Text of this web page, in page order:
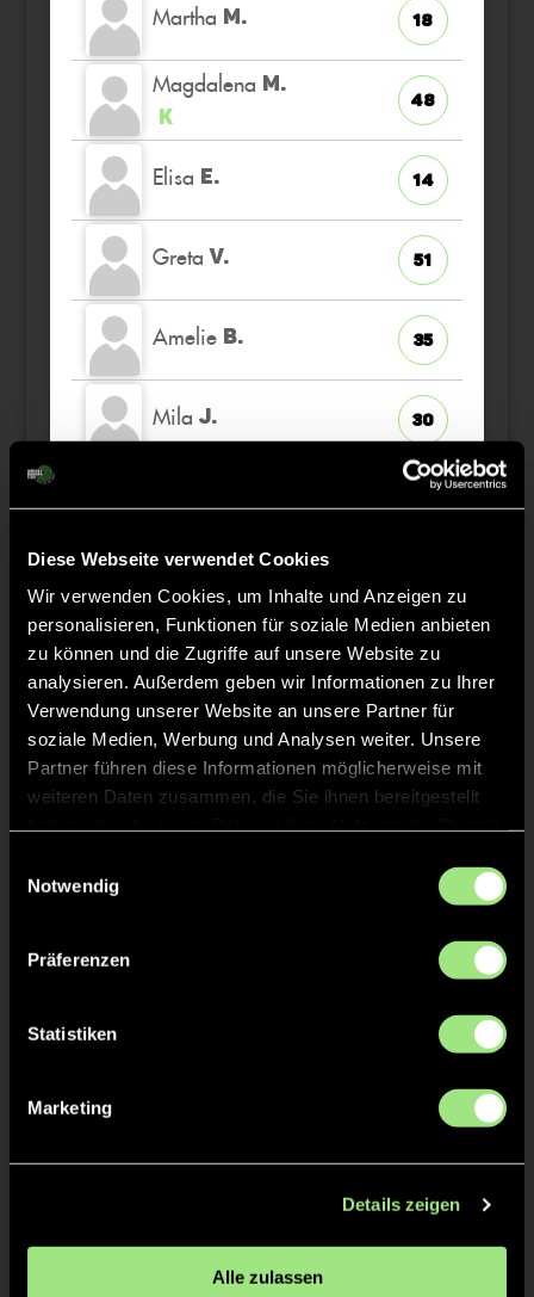
Diese Webseite verwendet Cookies
Wir verwenden Cookies, um Inhalte und Anzeigen zu
personalisieren, Funktionen für soziale Medien anbieten
zu können und die Zugriffe auf unsere Website zu
analysieren. Außerdem geben wir Informationen zu Ihrer
Verwendung unserer Website an unsere Partner für
soziale Medien, Werbung und Analysen weiter. Unsere
Partner führen diese Informationen möglicherweise mit
weiteren Daten zusammen, die Sie ihnen bereitgestellt
Notwendig
Präferenzen
Statistiken
Marketing
Details zeigen
Alle zulassen
Martha M. 18
Magdalena M.
K
48
Elisa E. 14
Greta V. 51
Amelie B. 35
Mila J. 30
Viktoria Marie G.
TW
Marie L. 47
Staff
TW = Torwart & ETW = Ersatztorwart, K = Kapitän
1:2 2’